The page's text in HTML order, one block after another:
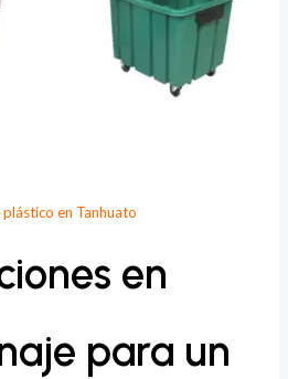
plástico en Tanhuato
en
para un